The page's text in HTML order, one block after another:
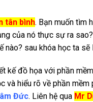
tân bình. Bạn muốn tìm
của nó thực sự ra
nào? sau khóa học ta
kế đồ họa với phần
và hiểu rõ về phần
Đức. Liên hệ qua Mr